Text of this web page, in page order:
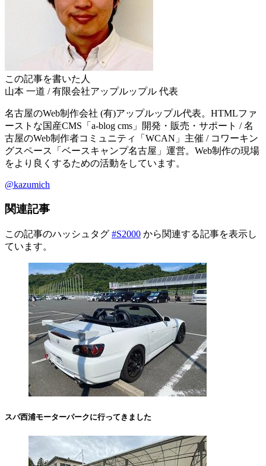
この記事を書いた人
山本 一道 / 有限会社アップルップル 代表
名古屋のWeb制作会社 (有)アップルップル代表。HTMLファ
ーストな国産CMS「a-blog cms」開発・販売・サポート / 名
古屋のWeb制作者コミュニティ「WCAN」主催 / コワーキン
グスペース「ベースキャンプ名古屋」運営。Web制作の現場
をより良くするための活動をしています。
@kazumich
関連記事
この記事のハッシュタグ #S2000 から関連する記事を表示し
ています。
スパ西浦モーターパークに行ってきました